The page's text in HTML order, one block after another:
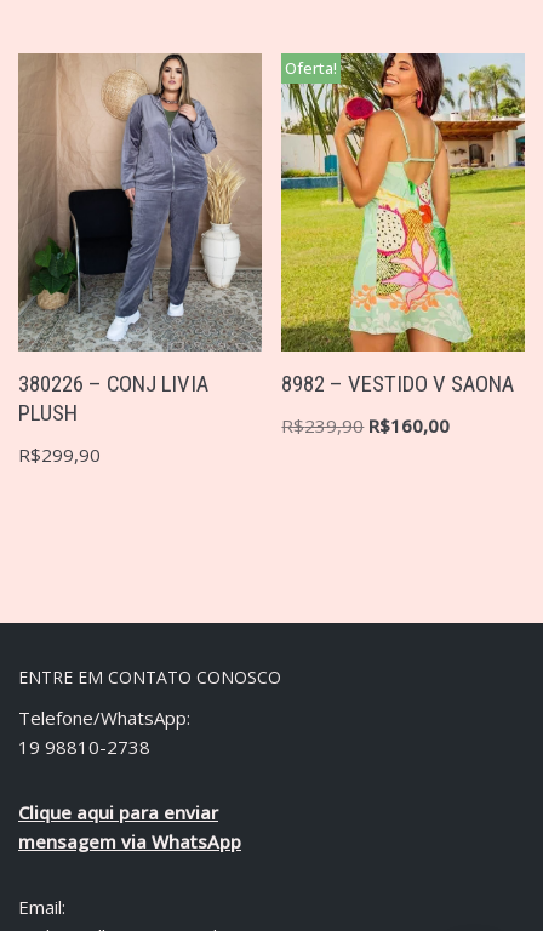
380226 – CONJ LIVIA
PLUSH
R$299,90
Oferta!
8982 – VESTIDO V SAONA
R$239,90 R$160,00
ENTRE EM CONTATO CONOSCO
Telefone/WhatsApp:
19 98810-2738
Clique aqui para enviar
mensagem via WhatsApp
Email: